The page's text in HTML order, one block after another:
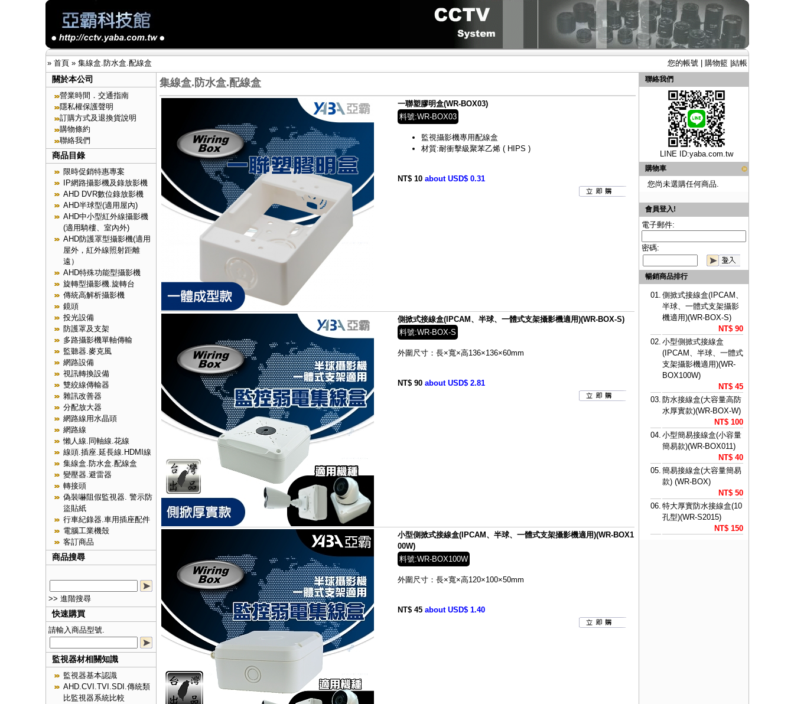
» 首頁» 集線盒.防水盒.配線盒 您的帳號| 購物籃| 結帳
關於本公司
營業時間．交通指南
隱私權保護聲明
訂購方式及退換貨說明
購物條約
聯絡我們
商品目錄
限時促銷特惠專案
IP網路攝影機及錄放影機
AHD DVR數位錄放影機
AHD半球型(適用屋內)
AHD中小型紅外線攝影機
(適用騎樓、室內外)
AHD防護罩型攝影機(適用
屋外，紅外線照射距離
遠）
AHD特殊功能型攝影機
旋轉型攝影機.旋轉台
傳統高解析攝影機
鏡頭
投光設備
防護罩及支架
多路攝影機單軸傳輸
監聽器.麥克風
網路設備
視訊轉換設備
雙絞線傳輸器
雜訊改善器
分配放大器
網路線用水晶頭
網路線
懶人線.同軸線.花線
線頭.插座.延長線.HDMI線
集線盒.防水盒.配線盒
變壓器.避雷器
轉接頭
偽裝嚇阻假監視器. 警示防
盜貼紙
行車紀錄器.車用插座配件
電腦工業機殼
客訂商品
商品搜尋
>> 進階搜尋
快速購買
請輸入商品型號.
監視器材相關知識
監視器基本認識
AHD.CVI.TVI.SDI.傳統類
比監視器系統比較
集線盒.防水盒.配線盒
一聯塑膠明盒(WR-BOX03)
料號:WR-BOX03
監視攝影機專用配線盒
材質:耐衝擊級聚苯乙烯 ( HIPS )
NT$ 10 about USD$ 0.31
側掀式接線盒(IPCAM、半球、一體式支架攝影機適用)(WR-BOX-S)
料號:WR-BOX-S
外圍尺寸：長×寬×高136×136×60mm
NT$ 90 about USD$ 2.81
小型側掀式接線盒(IPCAM、半球、一體式支架攝影機適用)(WR-BOX1
00W)
料號:WR-BOX100W
外圍尺寸：長×寬×高120×100×50mm
NT$ 45 about USD$ 1.40
聯絡我們
LINE ID:yaba.com.tw
購物車
您尚未選購任何商品.
會員登入!
電子郵件:
密碼:
暢銷商品排行
01. 側掀式接線盒(IPCAM、
半球、一體式支架攝影
機適用)(WR-BOX-S)
NT$ 90
02. 小型側掀式接線盒
(IPCAM、半球、一體式
支架攝影機適用)(WR-
BOX100W)
NT$ 45
03. 防水接線盒(大容量高防
水厚實款)(WR-BOX-W)
NT$ 100
04. 小型簡易接線盒(小容量
簡易款)(WR-BOX011)
NT$ 40
05. 簡易接線盒(大容量簡易
款) (WR-BOX)
NT$ 50
06. 特大厚實防水接線盒(10
孔型)(WR-S2015)
NT$ 150